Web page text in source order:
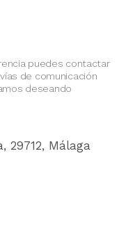
puedes contactar
de comunicación
deseando
29712, Málaga